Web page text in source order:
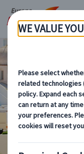
海外現